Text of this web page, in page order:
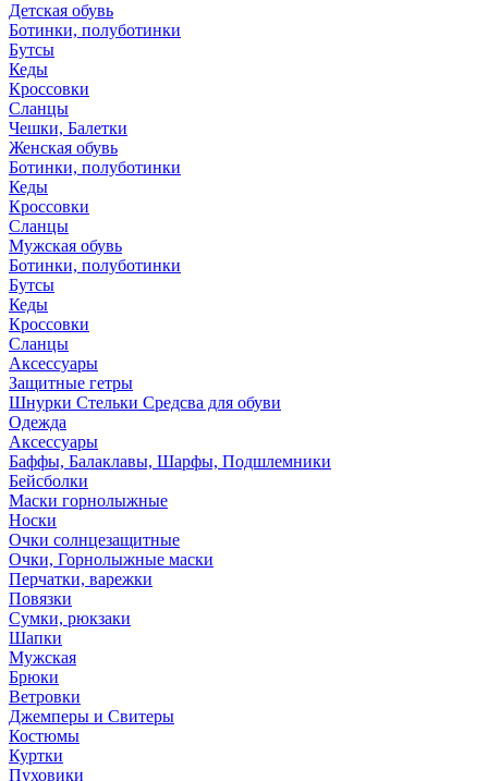
Детская обувь
Ботинки, полуботинки
Бутсы
Кеды
Кроссовки
Сланцы
Чешки, Балетки
Женская обувь
Ботинки, полуботинки
Кеды
Кроссовки
Сланцы
Мужская обувь
Ботинки, полуботинки
Бутсы
Кеды
Кроссовки
Сланцы
Аксессуары
Защитные гетры
Шнурки Стельки Средсва для обуви
Одежда
Аксессуары
Баффы, Балаклавы, Шарфы, Подшлемники
Бейсболки
Маски горнолыжные
Носки
Очки солнцезащитные
Очки, Горнолыжные маски
Перчатки, варежки
Повязки
Сумки, рюкзаки
Шапки
Мужская
Брюки
Ветровки
Джемперы и Свитеры
Костюмы
Куртки
Пуховики